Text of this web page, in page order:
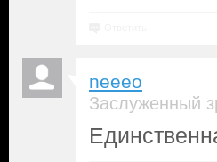
neeeo
Заслуженный